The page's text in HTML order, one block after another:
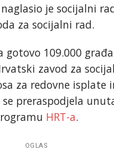
je socijalni
za socijalni rad.
gotovo 109.000
zavod za
za redovne isplate
preraspodjela
HRT-a.
OGLAS